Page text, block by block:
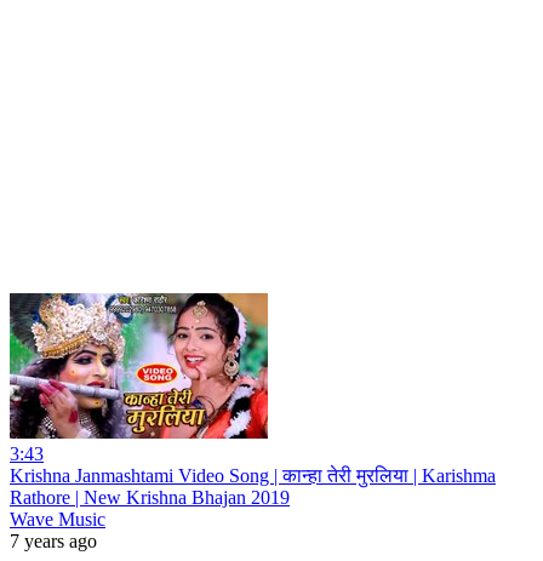
3:43
Krishna Janmashtami Video Song | कान्हा तेरी मुरलिया | Karishma
Rathore | New Krishna Bhajan 2019
Wave Music
7 years ago